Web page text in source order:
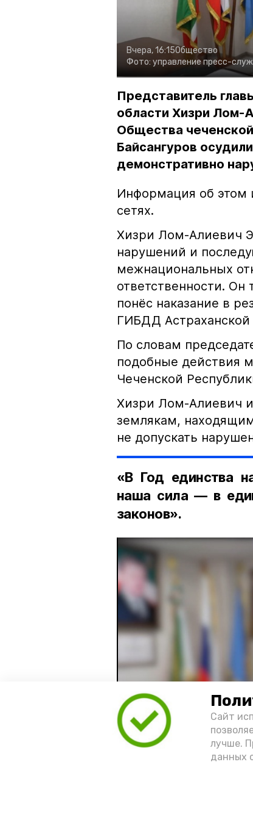
Сайт
лучше.
данных
Вчера, 16:15Общество
Фото: управление пресс-
Представитель
области Хизри Лом-
Общества
Байсангуров
демонстративно
Информация об этом
сетях.
Хизри Лом-Алиевич
нарушений и
межнациональных
ответственности.
понёс наказание в
ГИБДД Астраханской
По словам
подобные действия
Чеченской
Хизри Лом-Алиевич
землякам,
не допускать
«В Год единства
наша сила — в
законов».